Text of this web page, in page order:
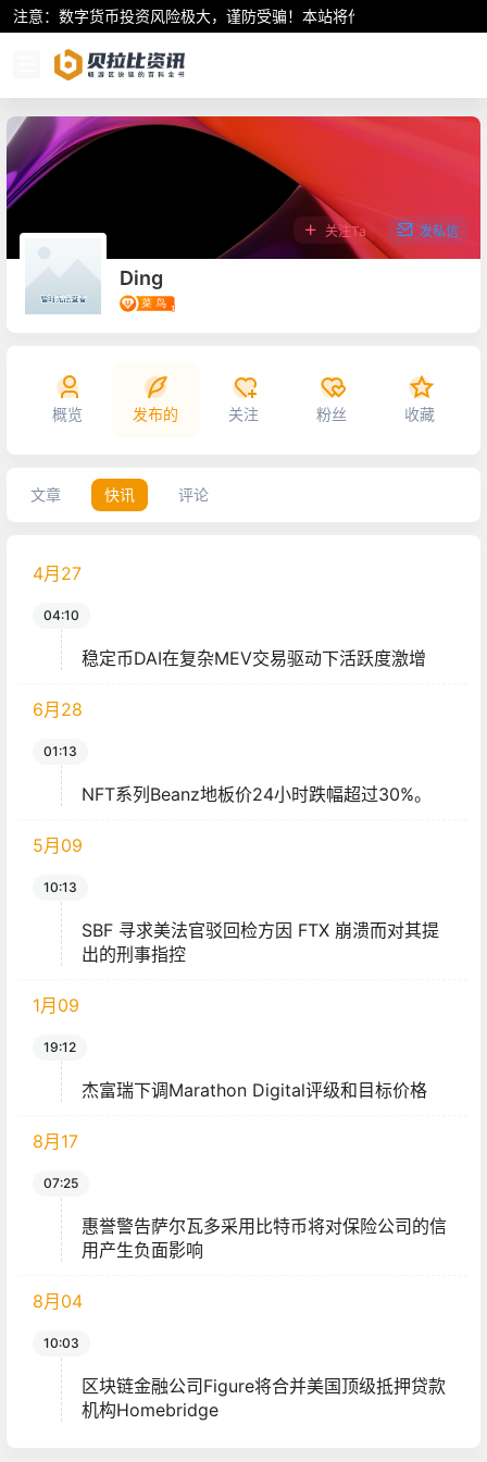
注意：数字货币投资风险极大，谨防受骗！本站将作为行业资讯共享
Ding
关注Ta 发私信
概览 发布的 关注 粉丝 收藏
文章 快讯 评论
4月27
04:10
稳定币DAI在复杂MEV交易驱动下活跃度激增
6月28
01:13
NFT系列Beanz地板价24小时跌幅超过30%。
5月09
10:13
SBF 寻求美法官驳回检方因 FTX 崩溃而对其提
出的刑事指控
1月09
19:12
杰富瑞下调Marathon Digital评级和目标价格
8月17
07:25
惠誉警告萨尔瓦多采用比特币将对保险公司的信
用产生负面影响
8月04
10:03
区块链金融公司Figure将合并美国顶级抵押贷款
机构Homebridge